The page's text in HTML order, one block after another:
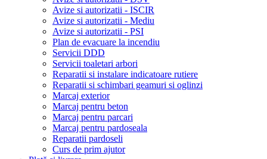
Avize si autorizatii - ISCIR
Avize si autorizatii - Mediu
Avize si autorizatii - PSI
Plan de evacuare la incendiu
Servicii DDD
Servicii toaletari arbori
Reparatii si instalare indicatoare rutiere
Reparatii si schimbari geamuri si oglinzi
Marcaj exterior
Marcaj pentru beton
Marcaj pentru parcari
Marcaj pentru pardoseala
Reparatii pardoseli
Curs de prim ajutor